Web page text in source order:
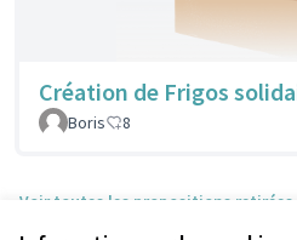
Création de Frigos
Boris
8
Voir toutes les propositions retirées